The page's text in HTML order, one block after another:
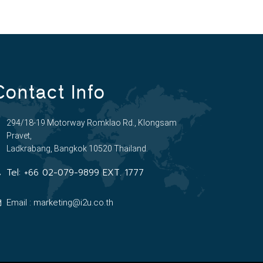
Info
294/18-19 Motorway Romklao Rd., Klongsam
Pravet,
Ladkrabang, Bangkok 10520 Thailand.
Tel: +66 02-079-9899 EXT. 1777
Email : marketing@i2u.co.th